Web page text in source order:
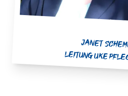
Janet
Leitung UKE